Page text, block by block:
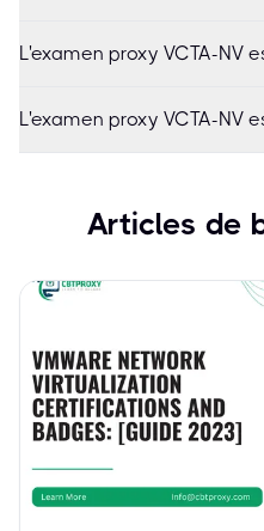
L'examen proxy VCTA-NV
L'examen proxy VCTA-NV
Articles de